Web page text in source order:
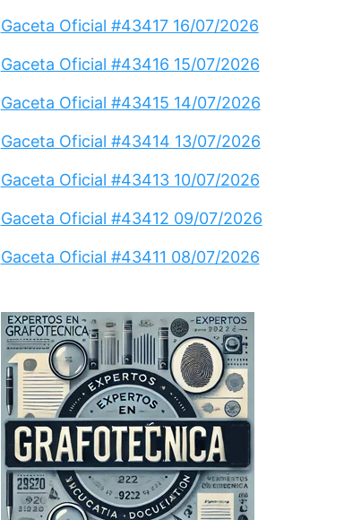
Gaceta Oficial #43417 16/07/2026
Gaceta Oficial #43416 15/07/2026
Gaceta Oficial #43415 14/07/2026
Gaceta Oficial #43414 13/07/2026
Gaceta Oficial #43413 10/07/2026
Gaceta Oficial #43412 09/07/2026
Gaceta Oficial #43411 08/07/2026